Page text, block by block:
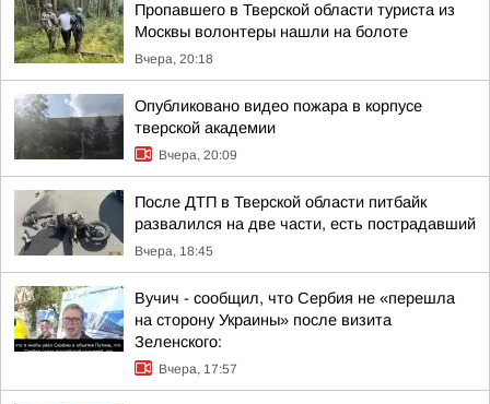
Пропавшего в Тверской области туриста из
Москвы волонтеры нашли на болоте
Вчера, 20:18
Опубликовано видео пожара в корпусе
тверской академии
Вчера, 20:09
После ДТП в Тверской области питбайк
развалился на две части, есть пострадавший
Вчера, 18:45
Вучич - сообщил, что Сербия не «перешла
на сторону Украины» после визита
Зеленского:
Вчера, 17:57